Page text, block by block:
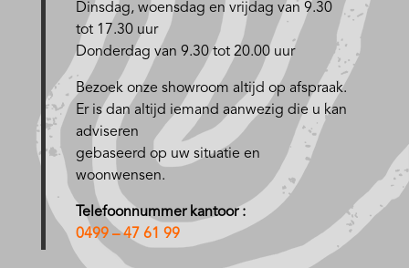
Dinsdag, woensdag en vrijdag van 9.30
tot 17.30 uur
Donderdag van 9.30 tot 20.00 uur
Bezoek onze showroom altijd op afspraak.
Er is dan altijd iemand aanwezig die u kan
adviseren
gebaseerd op uw situatie en
woonwensen.
Telefoonnummer kantoor :
0499 – 47 61 99